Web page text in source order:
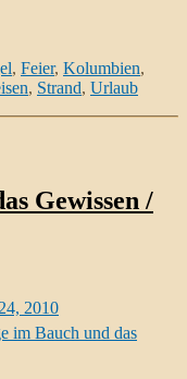
, Feier, Kolumbien,
, Strand, Urlaub
Gewissen /
2010
im Bauch und das